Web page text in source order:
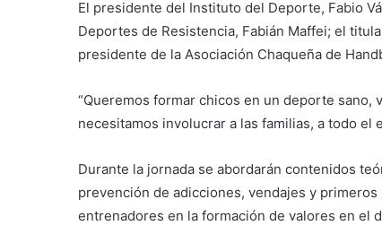
El presidente del Instituto del Deporte, Fabio
Deportes de Resistencia, Fabián Maffei; el
presidente de la Asociación Chaqueña de
“Queremos formar chicos en un deporte
necesitamos involucrar a las familias, a todo
Durante la jornada se abordarán contenidos
prevención de adicciones, vendajes y
entrenadores en la formación de valores en el